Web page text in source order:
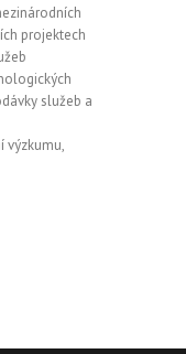
projektech
služeb a
výzkumu,